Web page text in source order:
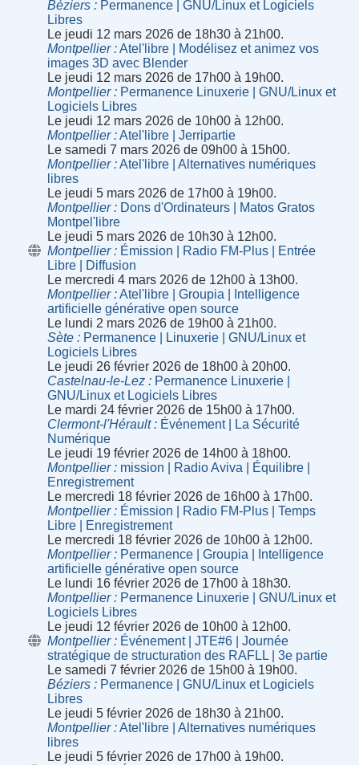
Béziers
Permanence | GNU/Linux et Logiciels
Libres
Le jeudi 12 mars 2026 de 18h30 à 21h00.
Montpellier
Atel'libre | Modélisez et animez vos
images 3D avec Blender
Le jeudi 12 mars 2026 de 17h00 à 19h00.
Montpellier
Permanence Linuxerie | GNU/Linux et
Logiciels Libres
Le jeudi 12 mars 2026 de 10h00 à 12h00.
Montpellier
Atel'libre | Jerripartie
Le samedi 7 mars 2026 de 09h00 à 15h00.
Montpellier
Atel'libre | Alternatives numériques
libres
Le jeudi 5 mars 2026 de 17h00 à 19h00.
Montpellier
Dons d'Ordinateurs | Matos Gratos
Montpel'libre
Le jeudi 5 mars 2026 de 10h30 à 12h00.
Montpellier
Émission | Radio FM-Plus | Entrée
Libre | Diffusion
Le mercredi 4 mars 2026 de 12h00 à 13h00.
Montpellier
Atel'libre | Groupia | Intelligence
artificielle générative open source
Le lundi 2 mars 2026 de 19h00 à 21h00.
Sète
Permanence | Linuxerie | GNU/Linux et
Logiciels Libres
Le jeudi 26 février 2026 de 18h00 à 20h00.
Castelnau-le-Lez
Permanence Linuxerie |
GNU/Linux et Logiciels Libres
Le mardi 24 février 2026 de 15h00 à 17h00.
Clermont-l'Hérault
Événement | La Sécurité
Numérique
Le jeudi 19 février 2026 de 14h00 à 18h00.
Montpellier
mission | Radio Aviva | Équilibre |
Enregistrement
Le mercredi 18 février 2026 de 16h00 à 17h00.
Montpellier
Émission | Radio FM-Plus | Temps
Libre | Enregistrement
Le mercredi 18 février 2026 de 10h00 à 12h00.
Montpellier
Permanence | Groupia | Intelligence
artificielle générative open source
Le lundi 16 février 2026 de 17h00 à 18h30.
Montpellier
Permanence Linuxerie | GNU/Linux et
Logiciels Libres
Le jeudi 12 février 2026 de 10h00 à 12h00.
Montpellier
Événement | JTE#6 | Journée
stratégique de structuration des RAFLL | 3e partie
Le samedi 7 février 2026 de 15h00 à 19h00.
Béziers
Permanence | GNU/Linux et Logiciels
Libres
Le jeudi 5 février 2026 de 18h30 à 21h00.
Montpellier
Atel'libre | Alternatives numériques
libres
Le jeudi 5 février 2026 de 17h00 à 19h00.